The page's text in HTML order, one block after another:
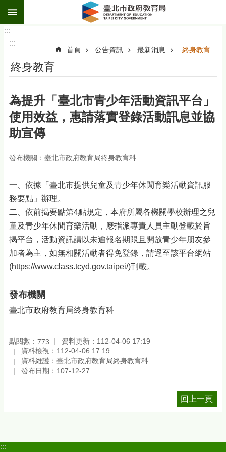
跳到主要內容區塊
:::
:::
首頁 公告資訊 最新消息 終身教育
終身教育
為提升「臺北市青少年活動資訊平台」
使用效益，惠請落實登錄活動訊息並協
助宣傳
發布機關：臺北市政府教育局終身教育科
一、依據「臺北市提供兒童及青少年休閒育樂活動資訊服
務要點」辦理。
二、依前揭要點第4點規定，本府所屬各機關學校辦理之兒
童及青少年休閒育樂活動，應指派專責人員主動登載於旨
揭平台，活動資訊請以未逾報名期限且開放青少年朋友參
加者為主，如無相關活動者得免登錄，請逕至該平台網站
(https://www.class.tcyd.gov.taipei/)刊載。
發布機關
臺北市政府教育局終身教育科
點閱數： 773
資料更新：112-04-06 17:19
資料檢視：112-04-06 17:19
資料維護：臺北市政府教育局終身教育科
發布日期：107-12-27
回上一頁
:::